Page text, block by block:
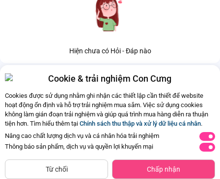
Hiện chưa có Hỏi - Đáp nào
Hiện chưa có sản phẩm phù hợp
với tiêu chí của ba mẹ đã chọn.
CHỈ BÁN TẠI CỬA HÀNG
Cookie & trải nghiệm Con Cưng
Cookies được sử dụng nhằm ghi nhận các thiết lập cần thiết để website
hoạt động ổn định và hỗ trợ trải nghiệm mua sắm. Việc sử dụng cookies
không làm gián đoạn trải nghiệm và giúp quá trình mua hàng diễn ra thuận
tiện hơn. Tìm hiểu thêm tại Chính sách thu thập và xử lý dữ liệu cá nhân.
Nâng cao chất lượng dịch vụ và cá nhân hóa trải nghiệm
Thông báo sản phẩm, dịch vụ và quyền lợi khuyến mại
Từ chối Chấp nhận